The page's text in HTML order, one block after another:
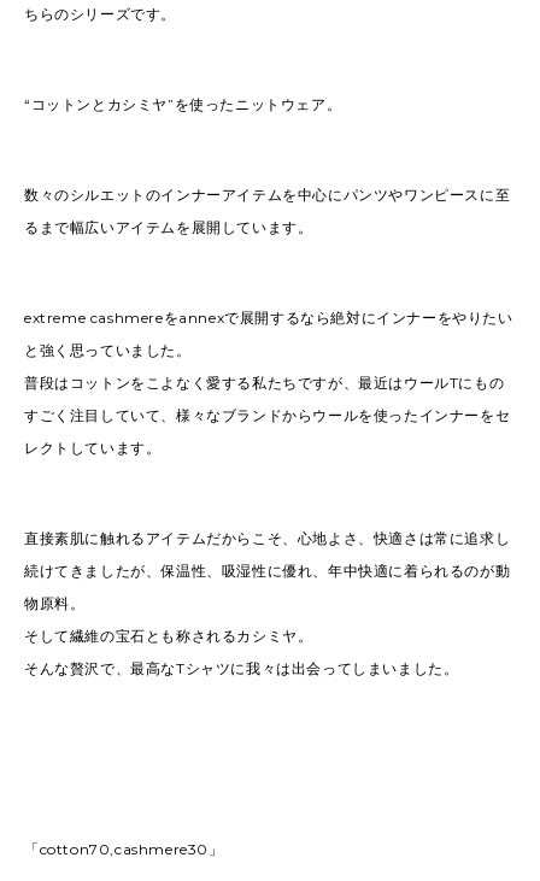
ちらのシリーズです。
“コットンとカシミヤ”を使ったニットウェア。
数々のシルエットのインナーアイテムを中心にパンツやワンピースに至
るまで幅広いアイテムを展開しています。
extreme cashmereをannexで展開するなら絶対にインナーをやりたい
と強く思っていました。
普段はコットンをこよなく愛する私たちですが、最近はウールTにもの
すごく注目していて、様々なブランドからウールを使ったインナーをセ
レクトしています。
直接素肌に触れるアイテムだからこそ、心地よさ、快適さは常に追求し
続けてきましたが、保温性、吸湿性に優れ、年中快適に着られるのが動
物原料。
そして繊維の宝石とも称されるカシミヤ。
そんな贅沢で、最高なTシャツに我々は出会ってしまいました。
「cotton70,cashmere30」